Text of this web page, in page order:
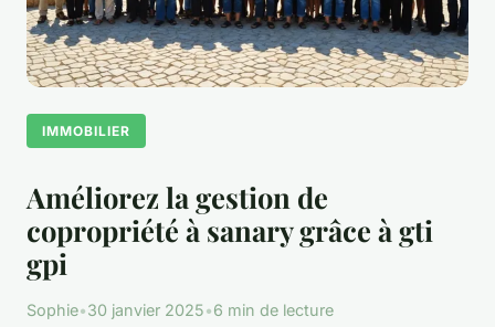
IMMOBILIER
Améliorez la gestion de
copropriété à sanary grâce à gti
gpi
Sophie•30 janvier 2025•6 min de lecture